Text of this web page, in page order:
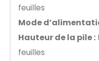
feuilles
Mode
Hauteur de la pile :
feuilles